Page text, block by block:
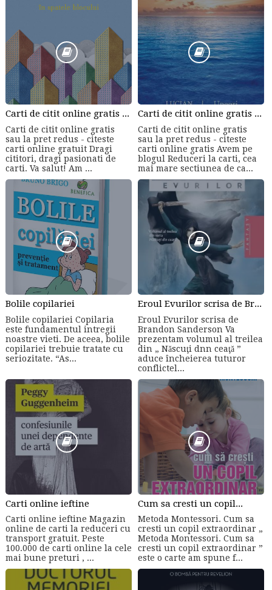
Carti de citit online gratis sau la pret redus - citeste carti online gratuit din cele mai mari librarii online!
Carti de citit online gratis
sau la pret redus - citeste
carti online gratuit Dragi
cititori, dragi pasionati de
carti. Va salut! Am ...
Carti de citit online gratis sau la pret redus - citeste carti online gratis
Carti de citit online gratis
sau la pret redus - citeste
carti online gratis Avem pe
blogul Reduceri la carti, cea
mai mare sectiunea de ca...
Bolile copilariei
Bolile copilariei Copilaria
este fundamentul intregii
noastre vieti. De aceea, bolile
copilariei trebuie tratate cu
seriozitate. “As...
Eroul Evurilor scrisa de Brandon Sanderson (Volumul 3)
Eroul Evurilor scrisa de
Brandon Sanderson Va
prezentam volumul al treilea
din „ Născuţi dnn ceaţă ”
aduce încheierea tuturor
conflictel...
Carti online ieftine
Carti online ieftine Magazin
online de carti la reduceri cu
transport gratuit. Peste
100.000 de carti online la cele
mai bune preturi , ...
Cum sa cresti un copil...
Metoda Montessori. Cum sa
cresti un copil extraordinar „
Metoda Montessori. Cum sa
cresti un copil extraordinar ”
este o carte am spune f...